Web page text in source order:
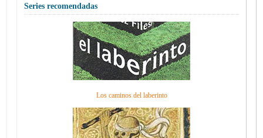
Series recomendadas
Los caminos del laberinto